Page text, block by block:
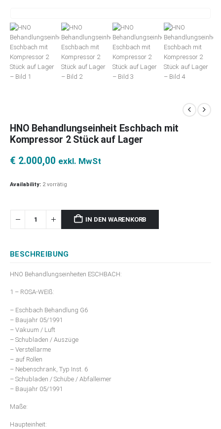
HNO Behandlungseinheit Eschbach mit
Kompressor 2 Stück auf Lager
€ 2.000,00 exkl. MwSt
Availability: 2 vorrätig
IN DEN WARENKORB
BESCHREIBUNG
HNO Behandlungseinheiten ESCHBACH:
1 – ROSA-WEIß:
– Eschbach Behandlung G6
– Baujahr 05/1991
– Vakuum / Luft
– Schubladen / Auszüge
– Verstellarme
– auf Rollen
– Nebenschrank, Typ Inst. 6
– Schubladen / Schübe / Abfalleimer
– Baujahr 05/1991
Maße:
Haupteinheit: